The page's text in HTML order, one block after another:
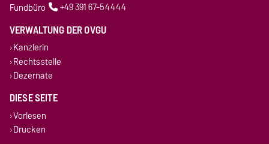
Fundbüro
+49 391 67-54444
VERWALTUNG DER OVGU
Kanzlerin
Rechtsstelle
Dezernate
DIESE SEITE
Vorlesen
Drucken